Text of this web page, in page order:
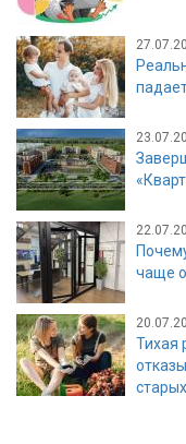
чаще
Тихая